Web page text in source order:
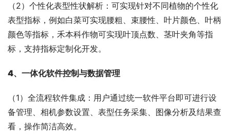
（2）个性化表型性状解析：可实现针对不同植物的个性化
表型指标，例如白菜可实现腰粗、束腰性、叶片颜色、叶柄
颜色等指标，禾本科作物可实现叶顶点数、茎叶夹角等指
标，支持指标定制化开发。
4、一体化软件控制与数据管理
（1）全流程软件集成：用户通过统一软件平台即可进行设
备管理、相机参数设置、表型任务采集、图像分析及结果查
看，操作简洁高效。